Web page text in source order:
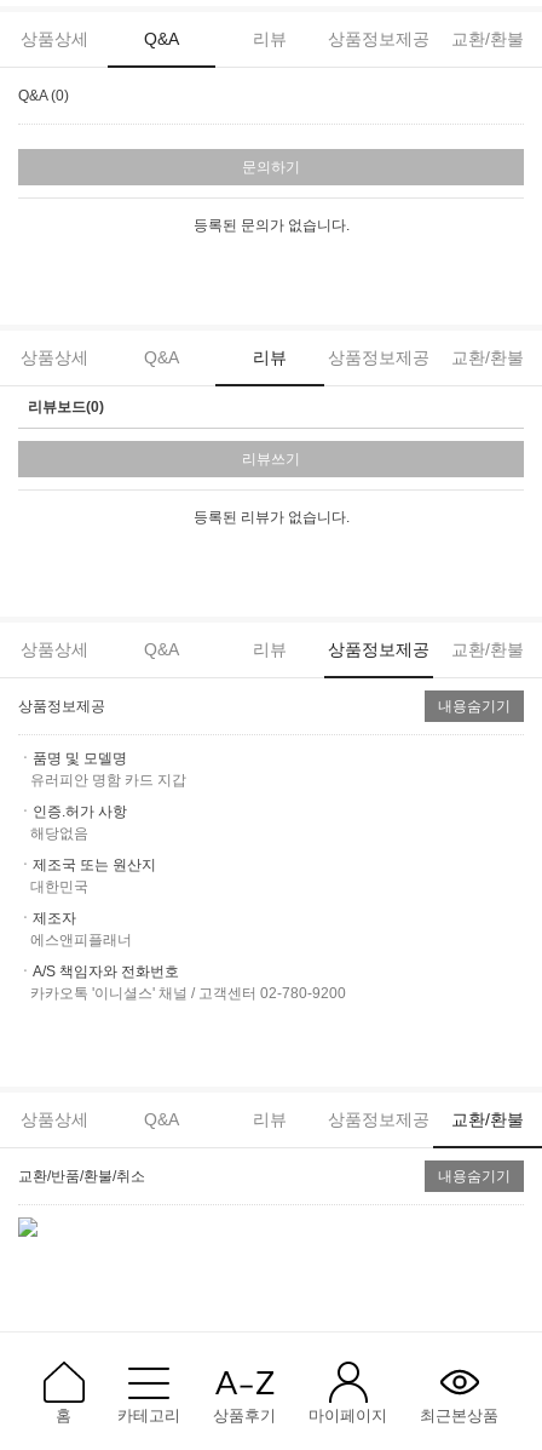
홈 카테고리 상품후기 마이페이지 최근본상품
상품상세 Q&A 리뷰 상품정보제공 교환/환불
Q&A (0)
문의하기
등록된 문의가 없습니다.
상품상세 Q&A 리뷰 상품정보제공 교환/환불
리뷰보드(0)
리뷰쓰기
등록된 리뷰가 없습니다.
상품상세 Q&A 리뷰 상품정보제공 교환/환불
상품정보제공 내용숨기기
ㆍ품명 및 모델명
유러피안 명함 카드 지갑
ㆍ인증.허가 사항
해당없음
ㆍ제조국 또는 원산지
대한민국
ㆍ제조자
에스앤피플래너
ㆍA/S 책임자와 전화번호
카카오톡 '이니셜스' 채널 / 고객센터 02-780-9200
상품상세 Q&A 리뷰 상품정보제공 교환/환불
교환/반품/환불/취소 내용숨기기